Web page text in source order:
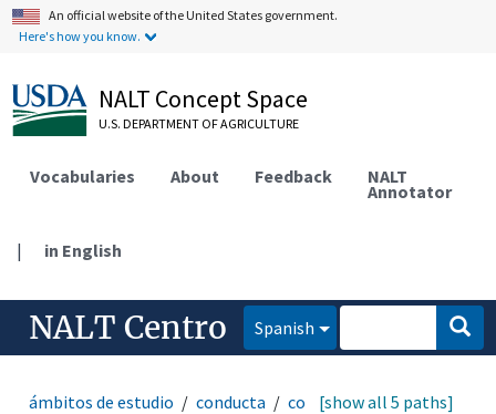
An official website of the United States government.
Here's how you know.
NALT Concept Space
U.S. DEPARTMENT OF AGRICULTURE
Vocabularies About Feedback NALT
Annotator
| in English
NALT Centro Spanish
ámbitos de estudio conducta
conducta animal
[show all 5 paths]